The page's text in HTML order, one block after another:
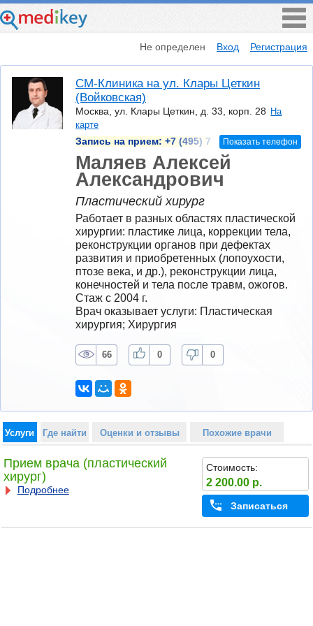
Не определен Вход Регистрация
СМ-Клиника на ул. Клары Цеткин
(Войковская)
Москва, ул. Клары Цеткин, д. 33, корп. 28 На
карте
Запись на прием: +7 (495) 7 Показать телефон
Маляев Алексей
Александрович
Пластический хирург
Работает в разных областях пластической
хирургии: пластике лица, коррекции тела,
реконструкции органов при дефектах
развития и приобретенных (лопоухости,
птозе века, и др.), реконструкции лица,
конечностей и тела после травм, ожогов.
Стаж с 2004 г.
Врач оказывает услуги: Пластическая
хирургия; Хирургия
66 0 0
Услуги Где найти Оценки и отзывы Похожие врачи
Прием врача (пластический
хирург)
Подробнее
Стоимость:
2 200.00 р.
Записаться